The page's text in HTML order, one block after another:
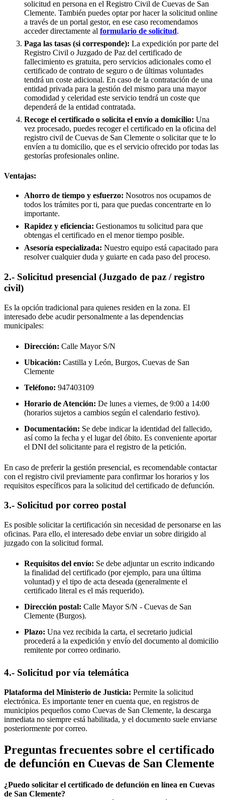
solicitud en persona en el Registro Civil de Cuevas de San
Clemente. También puedes optar por hacer la solicitud online
a través de un portal gestor, en ese caso recomendamos
acceder directamente al formulario de solicitud.
Paga las tasas (si corresponde): La expedición por parte del
Registro Civil o Juzgado de Paz del certificado de
fallecimiento es gratuita, pero servicios adicionales como el
certificado de contrato de seguro o de últimas voluntades
tendrá un coste adicional. En caso de la contratación de una
entidad privada para la gestión del mismo para una mayor
comodidad y celeridad este servicio tendrá un coste que
dependerá de la entidad contratada.
Recoge el certificado o solicita el envío a domicilio: Una
vez procesado, puedes recoger el certificado en la oficina del
registro civil de Cuevas de San Clemente o solicitar que te lo
envíen a tu domicilio, que es el servicio ofrecido por todas las
gestorías profesionales online.
Ventajas:
Ahorro de tiempo y esfuerzo: Nosotros nos ocupamos de
todos los trámites por ti, para que puedas concentrarte en lo
importante.
Rapidez y eficiencia: Gestionamos tu solicitud para que
obtengas el certificado en el menor tiempo posible.
Asesoría especializada: Nuestro equipo está capacitado para
resolver cualquier duda y guiarte en cada paso del proceso.
2.- Solicitud presencial (Juzgado de paz / registro
civil)
Es la opción tradicional para quienes residen en la zona. El
interesado debe acudir personalmente a las dependencias
municipales:
Dirección: Calle Mayor S/N
Ubicación: Castilla y León, Burgos, Cuevas de San
Clemente
Teléfono: 947403109
Horario de Atención: De lunes a viernes, de 9:00 a 14:00
(horarios sujetos a cambios según el calendario festivo).
Documentación: Se debe indicar la identidad del fallecido,
así como la fecha y el lugar del óbito. Es conveniente aportar
el DNI del solicitante para el registro de la petición.
En caso de preferir la gestión presencial, es recomendable contactar
con el registro civil previamente para confirmar los horarios y los
requisitos específicos para la solicitud del certificado de defunción.
3.- Solicitud por correo postal
Es posible solicitar la certificación sin necesidad de personarse en las
oficinas. Para ello, el interesado debe enviar un sobre dirigido al
juzgado con la solicitud formal.
Requisitos del envío: Se debe adjuntar un escrito indicando
la finalidad del certificado (por ejemplo, para una última
voluntad) y el tipo de acta deseada (generalmente el
certificado literal es el más requerido).
Dirección postal: Calle Mayor S/N - Cuevas de San
Clemente (Burgos).
Plazo: Una vez recibida la carta, el secretario judicial
procederá a la expedición y envío del documento al domicilio
remitente por correo ordinario.
4.- Solicitud por vía telemática
Plataforma del Ministerio de Justicia: Permite la solicitud
electrónica. Es importante tener en cuenta que, en registros de
municipios pequeños como Cuevas de San Clemente, la descarga
inmediata no siempre está habilitada, y el documento suele enviarse
posteriormente por correo.
Preguntas frecuentes sobre el certificado
de defunción en Cuevas de San Clemente
¿Puedo solicitar el certificado de defunción en línea en Cuevas
de San Clemente?